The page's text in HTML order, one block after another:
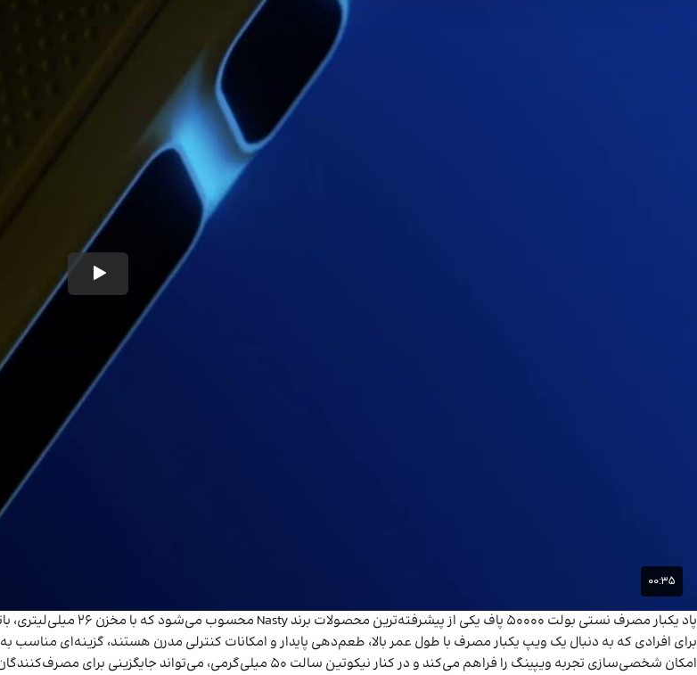
امکان شخصی‌سازی تجربه ویپینگ را فراهم می‌کند و در کنار نیکوتین سالت ۵۰ میلی‌گرمی، می‌تواند جایگزینی برای مصرف‌کنندگان سیگار باشد.